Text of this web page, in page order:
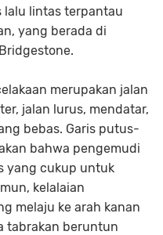
lalu lintas terpantau
yang berada di
merupakan jalan
jalan lurus, mendatar,
bebas. Garis putus-
bahwa pengemudi
yang cukup untuk
kelalaian
melaju ke arah kanan
tabrakan beruntun